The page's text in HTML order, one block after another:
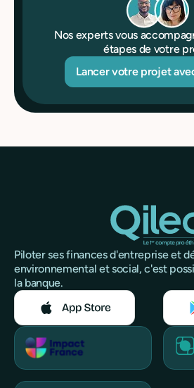
Nos experts vous
étapes de votre
Lancer votre projet
Piloter ses finances d'entreprise et
environnemental et social, c'est
la banque.